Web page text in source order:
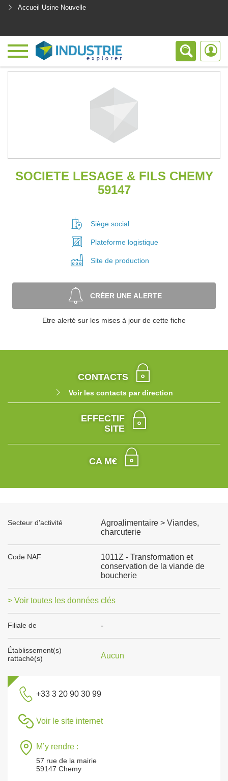
Accueil Usine Nouvelle
SOCIETE LESAGE & FILS CHEMY
59147
Siège social
Plateforme logistique
Site de production
CRÉER UNE ALERTE
Etre alerté sur les mises à jour de cette fiche
CONTACTS
Voir les contacts par direction
EFFECTIF
SITE
CA M€
Secteur d'activité
Agroalimentaire > Viandes,
charcuterie
Code NAF
1011Z - Transformation et
conservation de la viande de
boucherie
> Voir toutes les données clés
Filiale de -
Établissement(s)
rattaché(s)
Aucun
+33 3 20 90 30 99
Voir le site internet
M’y rendre :
57 rue de la mairie
59147 Chemy